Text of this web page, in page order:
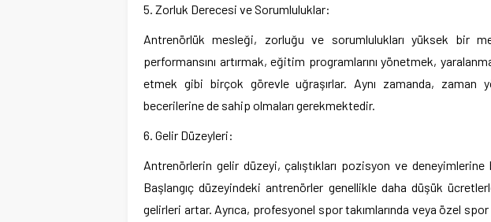
5. Zorluk Derecesi ve Sorumluluklar:
Antrenörlük mesleği, zorluğu ve sorumlulukları yüksek bir
performansını artırmak, eğitim programlarını yönetmek,
etmek gibi birçok görevle uğraşırlar. Aynı zamanda, zaman
becerilerine de sahip olmaları gerekmektedir.
6. Gelir Düzeyleri:
Antrenörlerin gelir düzeyi, çalıştıkları pozisyon ve
Başlangıç düzeyindeki antrenörler genellikle daha düşük
gelirleri artar. Ayrıca, profesyonel spor takımlarında veya özel